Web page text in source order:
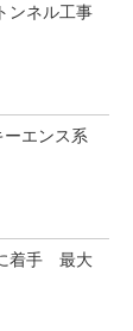
ンネル工事
ーエンス系
着手 最大